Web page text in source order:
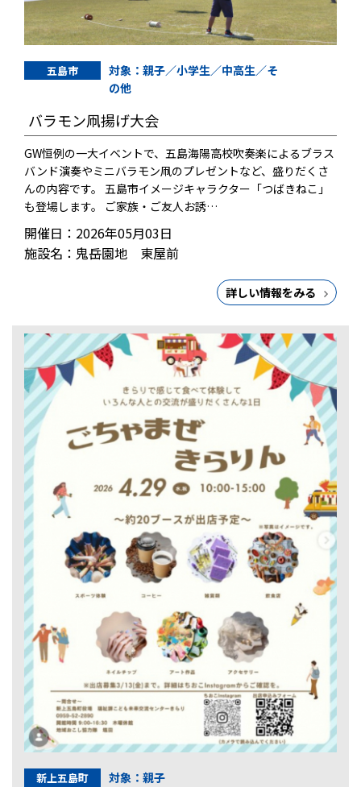
五島市
対象：親子／小学生／中高生／そ
の他
バラモン凧揚げ大会
GW恒例の一大イベントで、五島海陽高校吹奏楽によるブラス
バンド演奏やミニバラモン凧のプレゼントなど、盛りだくさ
んの内容です。 五島市イメージキャラクター「つばきねこ」
も登場します。 ご家族・ご友人お誘…
開催日：2026年05月03日
施設名：鬼岳園地 東屋前
詳しい情報をみる
新上五島町 対象：親子